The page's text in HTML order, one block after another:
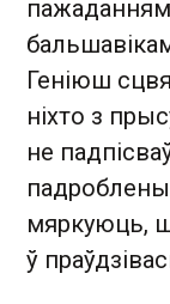
Геніюш
ніхто з
не
мяркуюць,
ў